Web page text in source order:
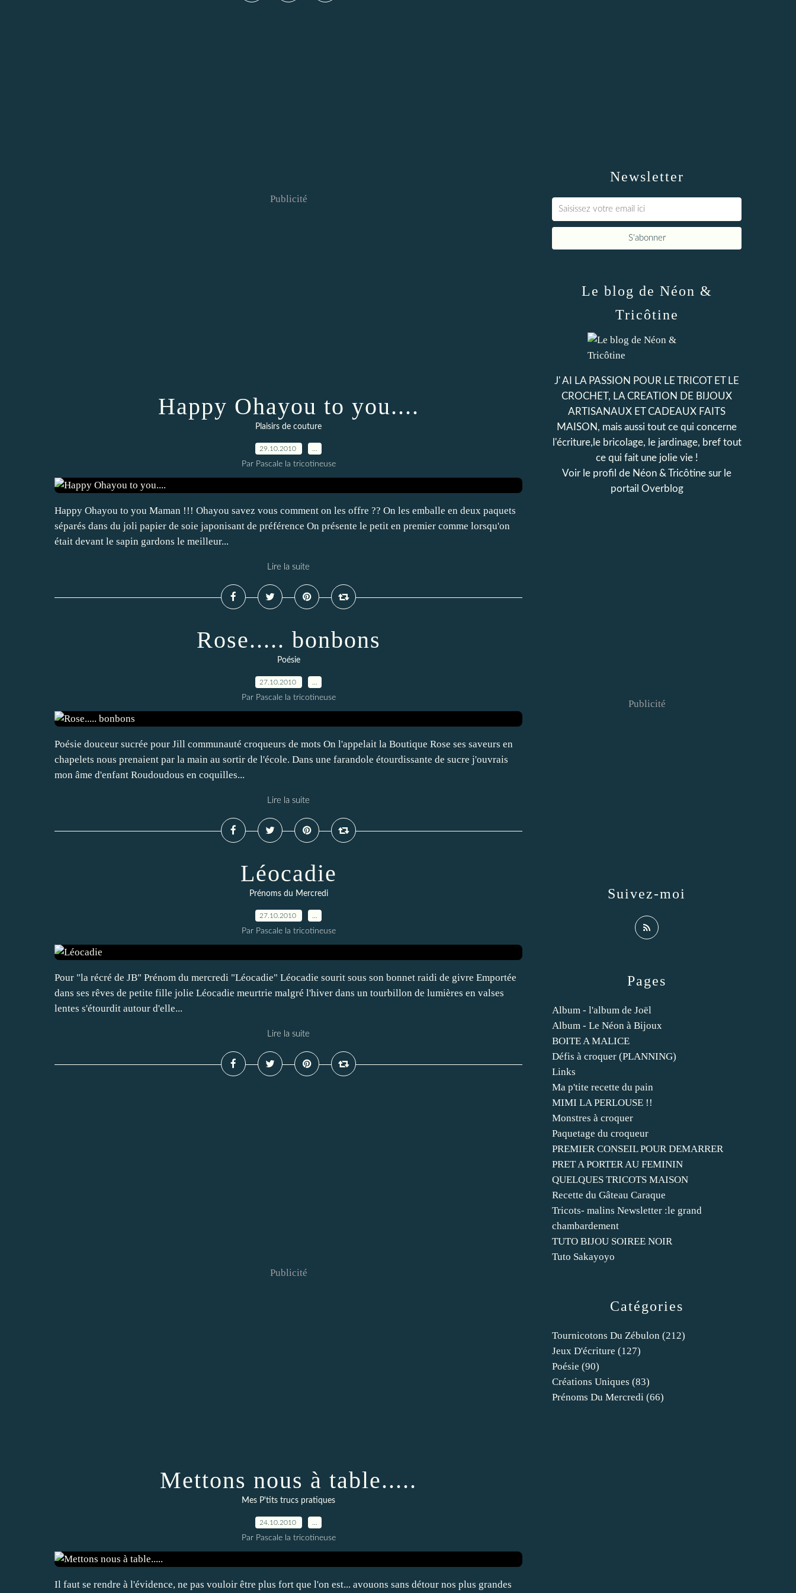
Publicité
Happy Ohayou to you....
Plaisirs de couture
29.10.2010
Par Pascale la tricotineuse
Happy Ohayou to you Maman !!! Ohayou savez vous comment on les offre ?? On les emballe en deux paquets
séparés dans du joli papier de soie japonisant de préférence On présente le petit en premier comme lorsqu'on
était devant le sapin gardons le meilleur...
Lire la suite
Rose..... bonbons
Poésie
27.10.2010
Par Pascale la tricotineuse
Poésie douceur sucrée pour Jill communauté croqueurs de mots On l'appelait la Boutique Rose ses saveurs en
chapelets nous prenaient par la main au sortir de l'école. Dans une farandole étourdissante de sucre j'ouvrais
mon âme d'enfant Roudoudous en coquilles...
Lire la suite
Léocadie
Prénoms du Mercredi
27.10.2010
Par Pascale la tricotineuse
Pour "la récré de JB" Prénom du mercredi "Léocadie" Léocadie sourit sous son bonnet raidi de givre Emportée
dans ses rêves de petite fille jolie Léocadie meurtrie malgré l'hiver dans un tourbillon de lumières en valses
lentes s'étourdit autour d'elle...
Lire la suite
Publicité
Mettons nous à table.....
Mes P'tits trucs pratiques
24.10.2010
Par Pascale la tricotineuse
Il faut se rendre à l'évidence, ne pas vouloir être plus fort que l'on est... avouons sans détour nos plus grandes
Newsletter
Catégories
Tournicotons Du Zébulon (212)
Jeux D'écriture (127)
Poésie (90)
Créations Uniques (83)
Prénoms Du Mercredi (66)
Pages
Album - l'album de Joël
Album - Le Néon à Bijoux
BOITE A MALICE
Défis à croquer (PLANNING)
Links
Ma p'tite recette du pain
MIMI LA PERLOUSE !!
Monstres à croquer
Paquetage du croqueur
PREMIER CONSEIL POUR DEMARRER
PRET A PORTER AU FEMININ
QUELQUES TRICOTS MAISON
Recette du Gâteau Caraque
Tricots- malins Newsletter :le grand
chambardement
TUTO BIJOU SOIREE NOIR
Tuto Sakayoyo
Le blog de Néon &
Tricôtine
J' AI LA PASSION POUR LE TRICOT ET LE
CROCHET, LA CREATION DE BIJOUX
ARTISANAUX ET CADEAUX FAITS
MAISON, mais aussi tout ce qui concerne
l'écriture,le bricolage, le jardinage, bref tout
ce qui fait une jolie vie !
Voir le profil de Néon & Tricôtine sur le
portail Overblog
Suivez-moi
Publicité